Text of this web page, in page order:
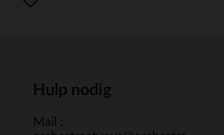
Hulp nodig
Mail :